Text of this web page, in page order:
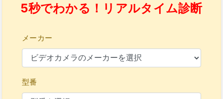
5秒でわかる！リアルタイム診断
メーカー
型番